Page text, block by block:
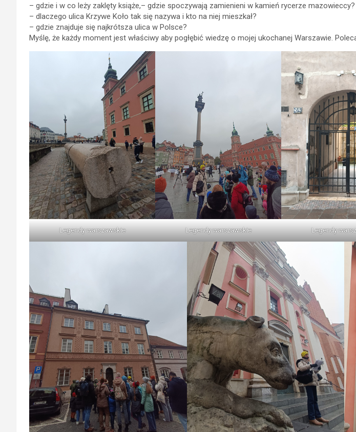
– gdzie i w co leży zaklęty książe,– gdzie spoczywają zamienieni w kamień rycerze mazowieccy?
– dlaczego ulica Krzywe Koło tak się nazywa i kto na niej mieszkał?
– gdzie znajduje się najkrótsza ulica w Polsce?
Myślę, że każdy moment jest właściwy aby pogłębić wiedzę o mojej ukochanej Warszawie.
Legendy warszawskie Legendy warszawskie Legendy